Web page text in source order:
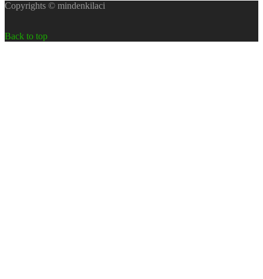
Copyrights © mindenkilaci
Back to top